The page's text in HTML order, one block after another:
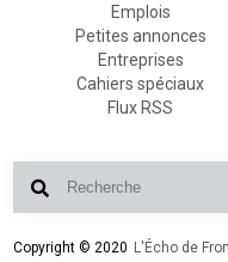
Emplois
Petites annonces
Entreprises
Cahiers spéciaux
Flux RSS
Copyright © 2020 L'Écho de